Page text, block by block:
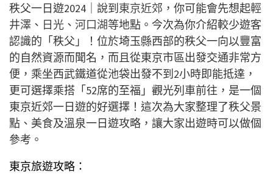
秩父一日遊2024｜說到 東京近郊 ，你可能會先想起輕
井澤 、 日光 、 河口湖等地點。今次為你介紹較少遊客
認識的「秩父」！位於埼玉縣西部的秩父一向以豐富
的自然資源而聞名，而且從東京市區出發交通非常方
便，乘坐西武鐵道從池袋出發不到2小時即能抵達，
更可選擇乘搭「52席的至福」觀光列車前往，是一個
東京近郊一日遊的好選擇！這次為大家整理了秩父景
點、美食及溫泉一日遊攻略，讓大家出遊時可以做個
參考。
東京旅遊攻略：